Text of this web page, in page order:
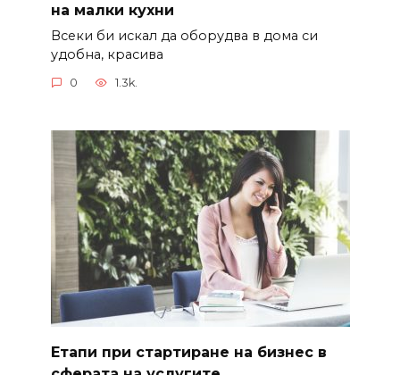
на малки кухни
Всеки би искал да оборудва в дома си
удобна, красива
0 1.3k.
Етапи при стартиране на бизнес в